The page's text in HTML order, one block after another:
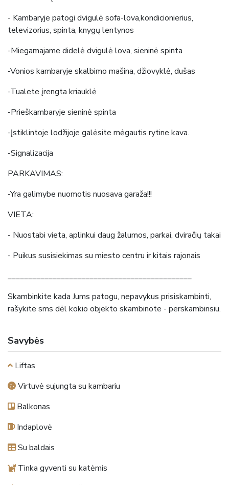
- Kambaryje patogi dvigulė sofa-lova,kondicionierius,
televizorius, spinta, knygų lentynos
-Miegamajame didelė dvigulė lova, sieninė spinta
-Vonios kambaryje skalbimo mašina, džiovyklė, dušas
-Tualete įrengta kriauklė
-Prieškambaryje sieninė spinta
-Įstiklintoje lodžijoje galėsite mėgautis rytine kava.
-Signalizacija
PARKAVIMAS:
-Yra galimybe nuomotis nuosava garaža!!!
VIETA:
- Nuostabi vieta, aplinkui daug žalumos, parkai, dviračių takai
- Puikus susisiekimas su miesto centru ir kitais rajonais
_____________________________________________
Skambinkite kada Jums patogu, nepavykus prisiskambinti,
rašykite sms dėl kokio objekto skambinote - perskambinsiu.
Savybės
Liftas
Virtuvė sujungta su kambariu
Balkonas
Indaplovė
Su baldais
Tinka gyventi su katėmis